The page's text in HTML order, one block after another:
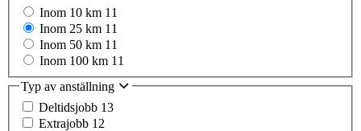
Inom 10 km 11
Inom 25 km 11
Inom 50 km 11
Inom 100 km 11
Typ av anställning
Deltidsjobb 13
Extrajobb 12